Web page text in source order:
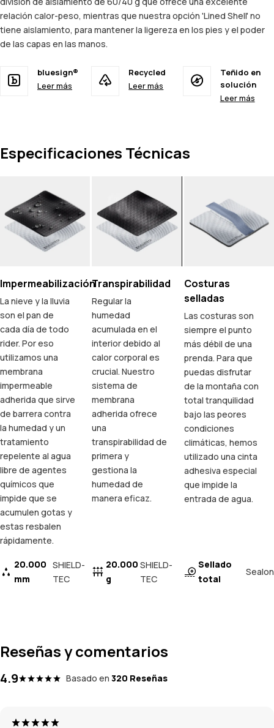
relación calor-peso, mientras que nuestra opción 'Lined Shell' no
tiene aislamiento, para mantener la ligereza en los pies y el poder
de las capas en las manos.
bluesign®
Leer más
Recycled
Leer más
Teñido en
solución
Leer más
Especificaciones Técnicas
Impermeabilización
La nieve y la lluvia
son el pan de
cada día de todo
rider. Por eso
utilizamos una
membrana
impermeable
adherida que sirve
de barrera contra
la humedad y un
tratamiento
repelente al agua
libre de agentes
químicos que
impide que se
acumulen gotas y
estas resbalen
rápidamente.
20.000
mm
SHIELD-
TEC
Transpirabilidad
Regular la
humedad
acumulada en el
interior debido al
calor corporal es
crucial. Nuestro
sistema de
membrana
adherida ofrece
una
transpirabilidad de
primera y
gestiona la
humedad de
manera eficaz.
20.000
g
SHIELD-
TEC
Costuras
selladas
Las costuras son
siempre el punto
más débil de una
prenda. Para que
puedas disfrutar
de la montaña con
total tranquilidad
bajo las peores
condiciones
climáticas, hemos
utilizado una cinta
adhesiva especial
que impide la
entrada de agua.
Sellado
total
Sealon
Reseñas y comentarios
4.9 Basado en 320 Reseñas